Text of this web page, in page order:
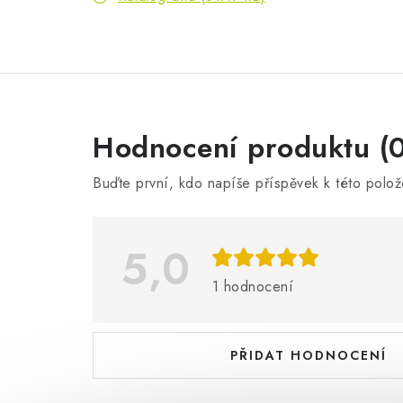
Hodnocení produktu
Buďte první, kdo napíše příspěvek k této
5,0 1 hodnocení
PŘIDAT HODNOCENÍ
V
ý
o
n